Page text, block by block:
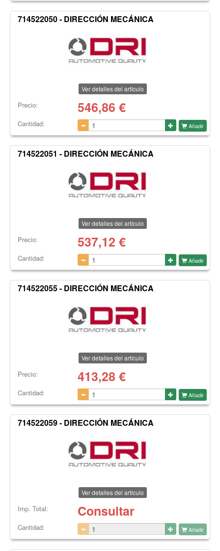
714522050 - DIRECCIÓN MECÁNICA
Ver detalles del artículo
Precio: 546,86 €
Cantidad: Añadir
714522051 - DIRECCIÓN MECÁNICA
Ver detalles del artículo
Precio: 537,12 €
Cantidad: Añadir
714522055 - DIRECCIÓN MECÁNICA
Ver detalles del artículo
Precio: 413,28 €
Cantidad: Añadir
714522059 - DIRECCIÓN MECÁNICA
Ver detalles del artículo
Imp. Total: Consultar
Cantidad: Añadir